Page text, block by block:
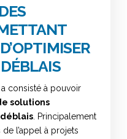
a consisté à pouvoir
solutions
. Principalement
l’appel à projets